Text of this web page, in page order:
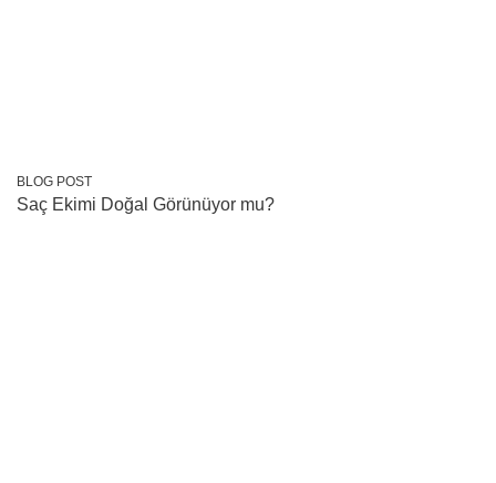
BLOG POST
Saç Ekimi Doğal Görünüyor mu?